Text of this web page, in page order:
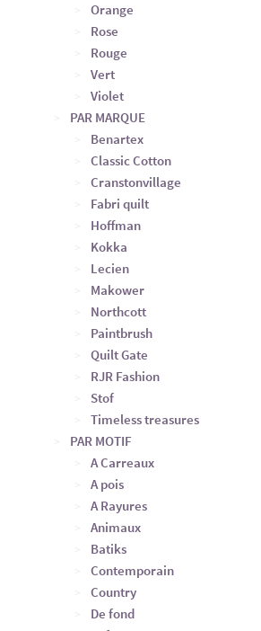
Orange
Rose
Rouge
Vert
Violet
PAR MARQUE
Benartex
Classic Cotton
Cranstonvillage
Fabri quilt
Hoffman
Kokka
Lecien
Makower
Northcott
Paintbrush
Quilt Gate
RJR Fashion
Stof
Timeless treasures
PAR MOTIF
A Carreaux
A pois
A Rayures
Animaux
Batiks
Contemporain
Country
De fond